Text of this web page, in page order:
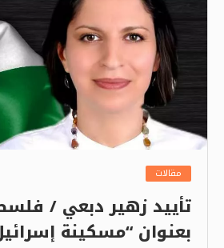
مقالات
تأييد زهير دبعي /
بعنوان “مسكينة